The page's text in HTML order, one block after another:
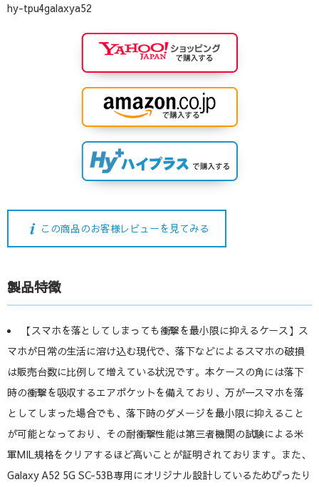
hy-tpu4galaxya52
この商品のお客様レビューを見てみる
製品特徴
【スマホを落としてしまっても衝撃を最小限に抑えるケース】ス
マホが日常の生活に溶け込む現代で、落下などによるスマホの破損
は販売台数に比例して増えている状況です。本ケースの角には落下
時の衝撃を吸収するエアポケットを備えており、万が一スマホを落
としてしまった場合でも、落下時のダメージを最小限に抑えること
が可能となっており、その耐衝撃性能は第三者機関の試験による米
軍MIL規格をクリアするほど高いことが証明されております。また、
Galaxy A52 5G SC-53B専用にオリジナル設計しているためぴったり